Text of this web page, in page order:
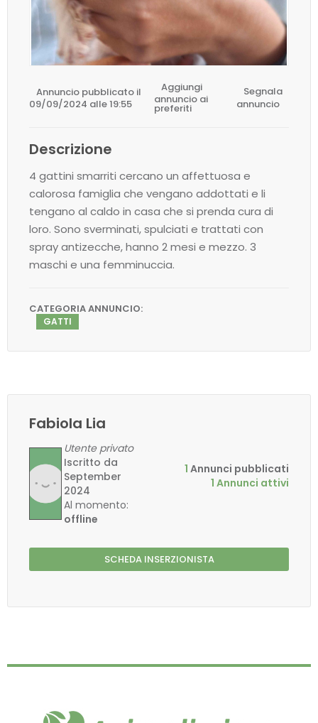
Annuncio pubblicato il
09/09/2024 alle 19:55
Aggiungi
annuncio ai
preferiti
Segnala
annuncio
Descrizione
4 gattini smarriti cercano un affettuosa e
calorosa famiglia che vengano addottati e li
tengano al caldo in casa che si prenda cura di
loro. Sono sverminati, spulciati e trattati con
spray antizecche, hanno 2 mesi e mezzo. 3
maschi e una femminuccia.
CATEGORIA ANNUNCIO:
GATTI
Fabiola Lia
Utente privato
Iscritto da
September
2024
Al momento:
offline
1 Annunci pubblicati
1 Annunci attivi
SCHEDA INSERZIONISTA